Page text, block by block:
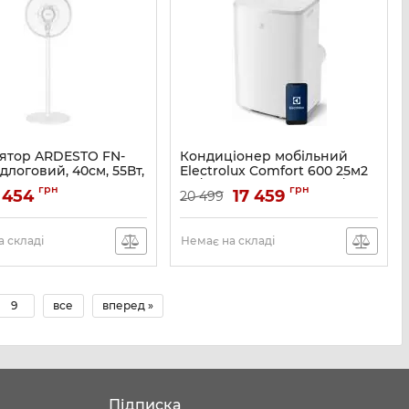
ARDESTO FN-
40см, 55Вт,
ня, опора кругла,
B1140
454 грн
складі
Кондиціонер мобільний
Electrolux Comfort 600 25м2
on/off 9000BTU 2.6кВт A/- Wi-
Fi R290 білий
Артикул: EXP26U339CW
20 499 17 459 грн
Немає на складі
9 все вперед »
Підписка